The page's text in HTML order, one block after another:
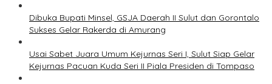
Dibuka Bupati Minsel, GSJA Daerah II Sulut dan Gorontalo
Sukses Gelar Rakerda di Amurang
Usai Sabet Juara Umum Kejurnas Seri I, Sulut Siap Gelar
Kejurnas Pacuan Kuda Seri II Piala Presiden di Tompaso